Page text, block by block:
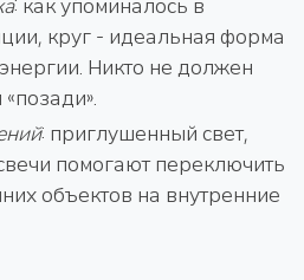
: как упоминалось в
круг - идеальная форма
Никто не должен
: приглушенный свет,
помогают переключить
объектов на внутренние